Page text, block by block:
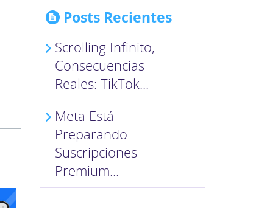
Posts Recientes
Scrolling Infinito,
Consecuencias
Reales: TikTok...
Meta Está
Preparando
Suscripciones
Premium...